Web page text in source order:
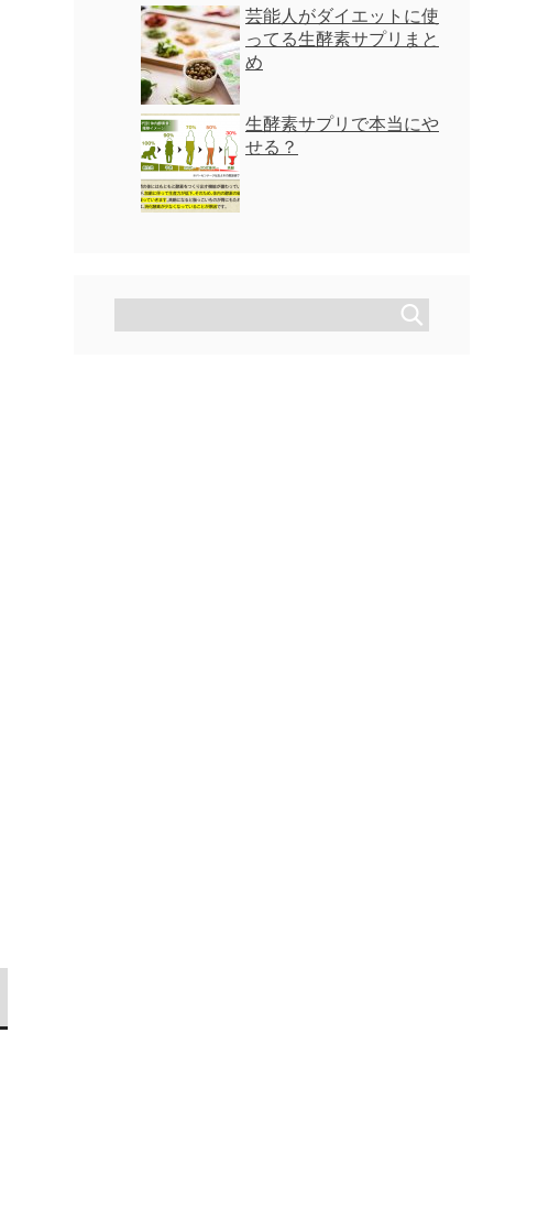
芸能人がダイエットに使
ってる生酵素サプリまと
め
生酵素サプリで本当にや
せる？